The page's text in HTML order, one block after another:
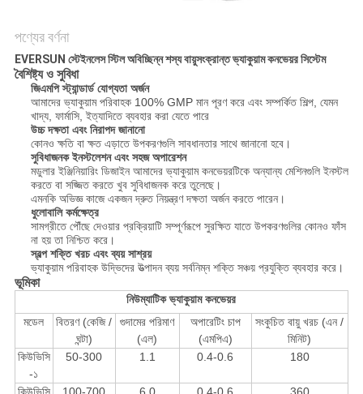
পণ্যের বর্ণনা
EVERSUN স্টেইনলেস স্টিল অবিচ্ছিন্ন শস্য বায়ুসংক্রান্ত ভ্যাকুয়াম কনভেয়র সিস্টেম
বৈশিষ্ট্য ও সুবিধা
জিএমপি স্ট্যান্ডার্ড যোগ্যতা অর্জন
আমাদের ভ্যাকুয়াম পরিবাহক 100% GMP মান পূরণ করে এবং সম্পর্কিত শিল্প, যেমন
খাদ্য, ফার্মাসি, ইত্যাদিতে ব্যবহার করা যেতে পারে
উচ্চ দক্ষতা এবং নিরাপদ জানানো
কোনও ক্ষতি বা ক্ষত এড়াতে উপকরণগুলি সাবধানতার সাথে জানানো হবে।
সুবিধাজনক ইনস্টলেশন এবং সহজ অপারেশন
মডুলার ইঞ্জিনিয়ারিং ডিজাইন আমাদের ভ্যাকুয়াম কনভেয়রটিকে অন্যান্য মেশিনগুলি ইনস্টল
করতে বা সজ্জিত করতে খুব সুবিধাজনক করে তুলেছে।
এমনকি অভিজ্ঞ কাজে একজন দ্রুত নিয়ন্ত্রণ দক্ষতা অর্জন করতে পারেন।
ধুলোবালি কর্মক্ষেত্র
সামগ্রীতে পৌঁছে দেওয়ার প্রক্রিয়াটি সম্পূর্ণরূপে সুরক্ষিত যাতে উপকরণগুলির কোনও ফাঁস
না হয় তা নিশ্চিত করে।
স্বল্প শক্তি খরচ এবং ব্যয় সাশ্রয়
ভ্যাকুয়াম পরিবাহক উদ্ভিদের উত্পাদন ব্যয় সর্বনিম্ন শক্তি সঞ্চয় প্রযুক্তি ব্যবহার করে।
ভূমিকা
নিউম্যাটিক ভ্যাকুয়াম কনভেয়র
মডেল
বিতরণ (কেজি /
ঘন্টা)
গুদামের পরিমাণ
(এল)
অপারেটিং চাপ
(এমপিএ)
সংকুচিত বায়ু খরচ (এন /
মিনিট)
কিউভিসি
-১
50-300 1.1 0.4-0.6 180